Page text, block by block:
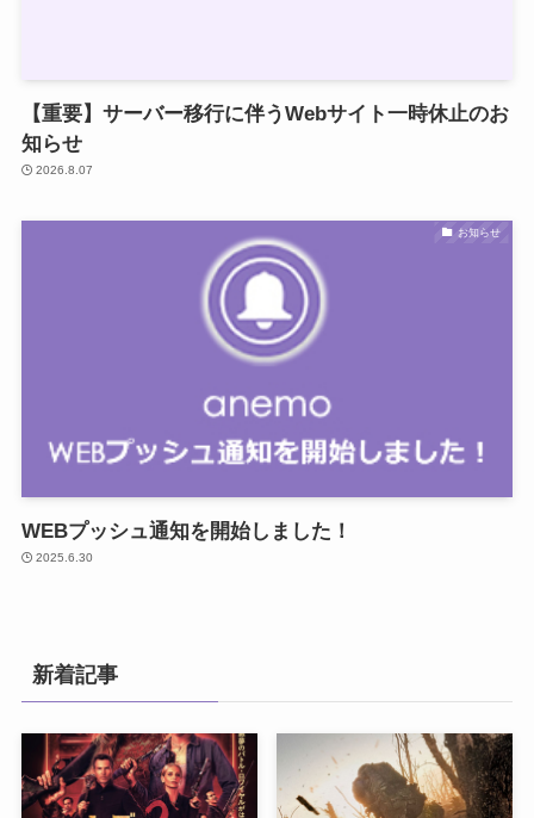
【重要】サーバー移行に伴うWebサイト一時休止のお
知らせ
2026.8.07
お知らせ
WEBプッシュ通知を開始しました！
2025.6.30
新着記事